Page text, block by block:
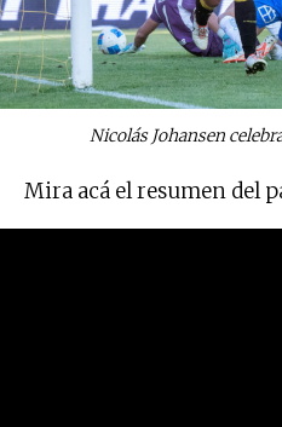
Nicolás Johansen
Mira acá el resumen del